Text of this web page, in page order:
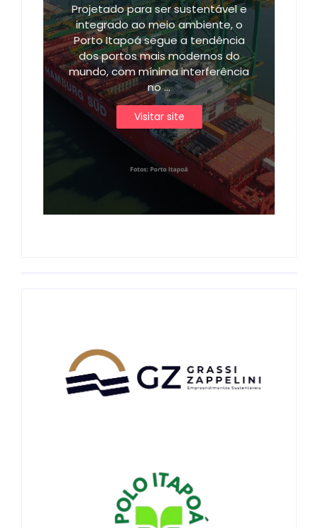
Projetado para ser sustentável e
integrado ao meio ambiente, o
Porto Itapoá segue a tendência
dos portos mais modernos do
mundo, com mínima interferência
no ...
Visitar site